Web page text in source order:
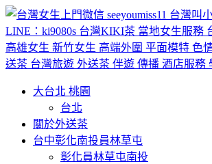
大台北 桃園
台北
關於外送茶
台中彰化南投員林草屯
彰化員林草屯南投